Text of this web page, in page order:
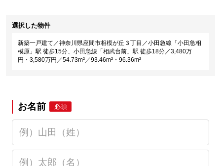
選択した物件
新築一戸建て／神奈川県座間市相模が丘３丁目／小田急線「小田急相
模原」駅 徒歩15分、小田急線「相武台前」駅 徒歩18分／3,480万
円・3,580万円／54.73m²／93.46m²・96.36m²
お名前 必須